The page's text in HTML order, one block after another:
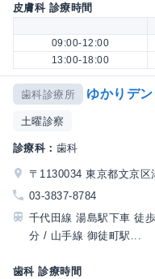
皮膚科 診療時間
09:00-12:00
13:00-18:00
歯科診療所 ゆかりデ
土曜診察
診療科： 歯科
〒1130034 東京都文京
03-3837-8784
千代田線 湯島駅下車 徒
分 / 山手線 御徒町駅...
歯科 診療時間